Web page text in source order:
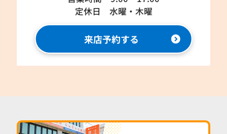
定休日 水曜・木曜
来店予約する